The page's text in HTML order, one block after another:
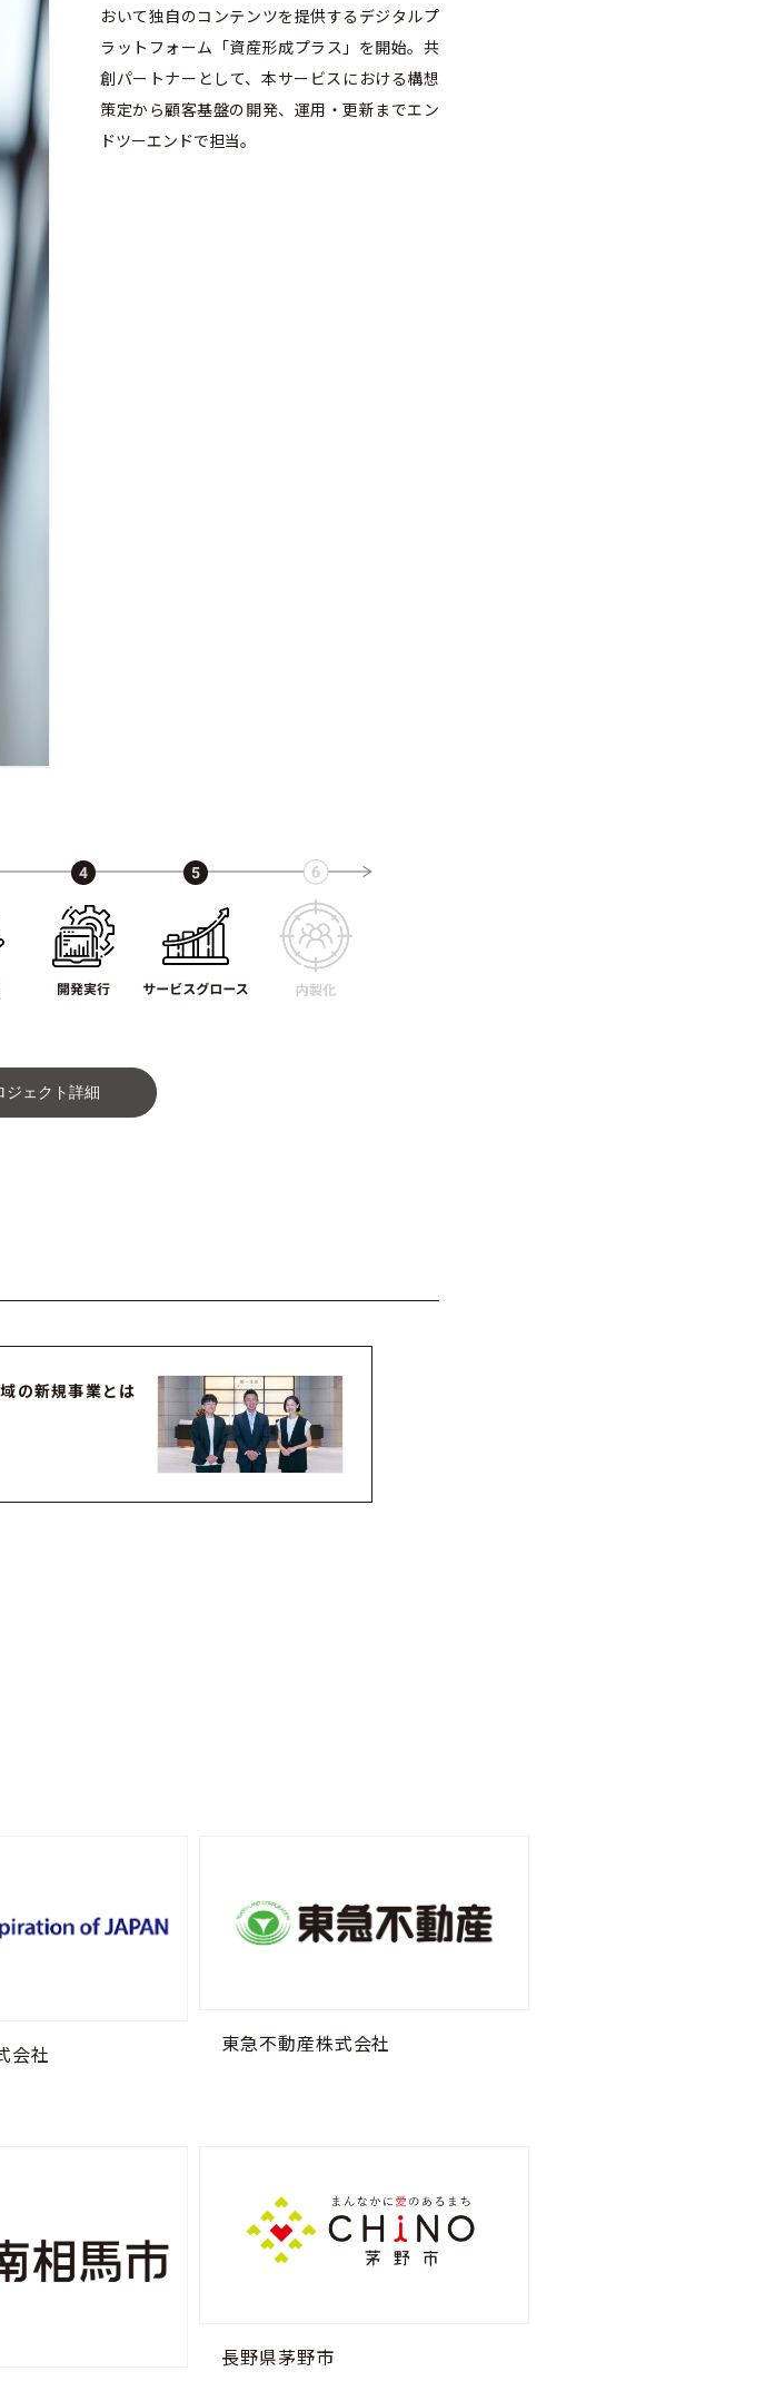
おいて独自のコンテンツを提供するデジタルプ
ラットフォーム「資産形成プラス」を開始。共
創パートナーとして、本サービスにおける構想
策定から顧客基盤の開発、運用・更新までエン
ドツーエンドで担当。
ジェクト詳細
の新規事業とは
会社 東急不動産株式会社
長野県茅野市